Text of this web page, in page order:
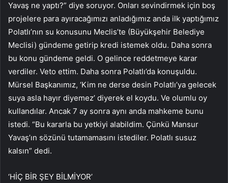
Yavaş ne yaptı?” diye soruyor. Onları sevindirmek için boş
projelere para ayıracağımızı anladığımız anda ilk yaptığımız
Polatlı’nın su konusunu Meclis’te (Büyükşehir Belediye
Meclisi) gündeme getirip kredi istemek oldu. Daha sonra
bu konu gündeme geldi. O gelince reddetmeye karar
verdiler. Veto ettim. Daha sonra Polatlı’da konuşuldu.
Mürsel Başkanımız, ‘Kim ne derse desin Polatlı’ya gelecek
suya asla hayır diyemez’ diyerek el koydu. Ve olumlu oy
kullandılar. Ancak 7 ay sonra aynı anda mahkeme bunu
istedi. “Bu kararla bu yetkiyi alabildim. Çünkü Mansur
Yavaş’ın sözünü tutamamasını istediler. Polatlı susuz
kalsın” dedi.
‘HİÇ BİR ŞEY BİLMİYOR’